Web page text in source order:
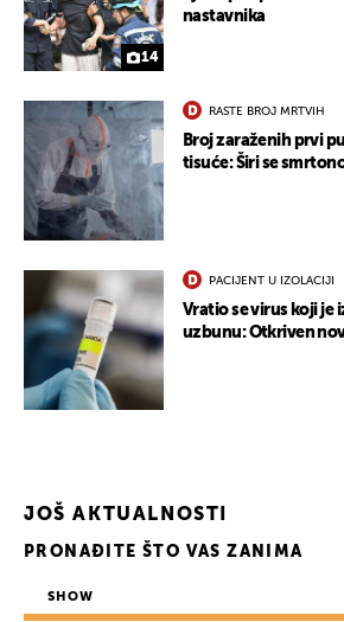
14
nastavnika
RASTE BROJ MRTVIH
Broj zaraženih prvi
tisuće: Širi se
PACIJENT U IZOLACIJI
Vratio se virus koji je
uzbunu: Otkriven
JOŠ AKTUALNOSTI
PRONAĐITE ŠTO VAS ZANIMA
SHOW
UKLJUČITE